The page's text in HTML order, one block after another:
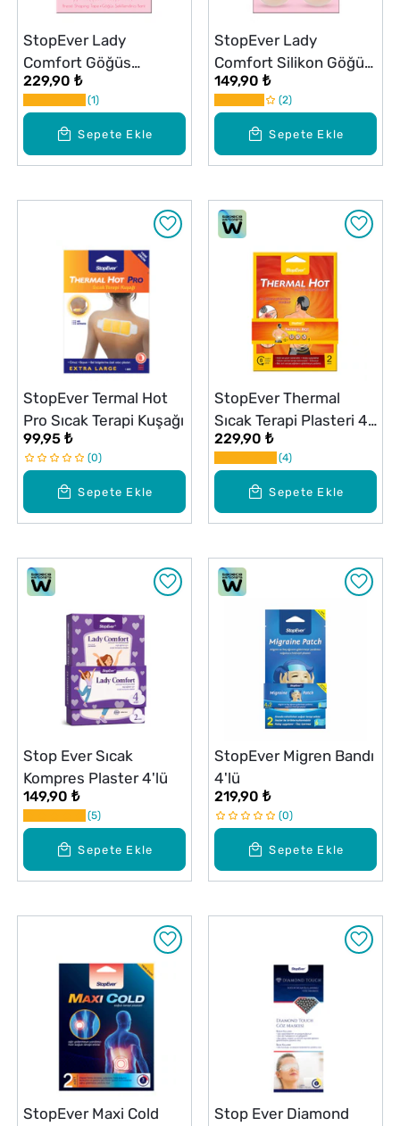
Sepete Ekle
StopEver Lady
Comfort Göğüs
Şekillendirici Bant
229,90 ₺
1
Sepete Ekle
StopEver Lady
Comfort Silikon Göğüs
Ucu Pedi 2'li
149,90 ₺
2
Sepete Ekle
StopEver Termal Hot
Pro Sıcak Terapi Kuşağı
99,95 ₺
0
Sepete Ekle
StopEver Thermal
Sıcak Terapi Plasteri 4
Adet
229,90 ₺
4
Sepete Ekle
Stop Ever Sıcak
Kompres Plaster 4'lü
149,90 ₺
5
Sepete Ekle
StopEver Migren Bandı
4'lü
219,90 ₺
0
StopEver Maxi Cold
Stop Ever Diamond